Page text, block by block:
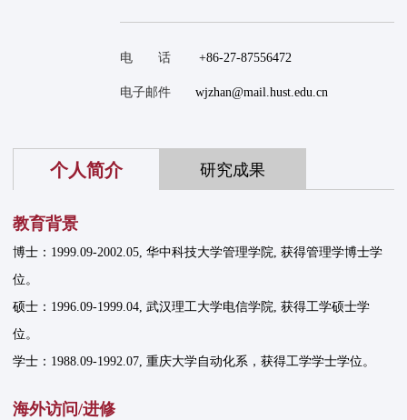
电 话 +86-27-87556472
电子邮件 wjzhan@mail.hust.edu.cn
个人简介 研究成果
教育背景
博士：1999.09-2002.05, 华中科技大学管理学院, 获得管理学博士学
位。
硕士：1996.09-1999.04, 武汉理工大学电信学院, 获得工学硕士学
位。
学士：1988.09-1992.07, 重庆大学自动化系，获得工学学士学位。
海外访问/进修